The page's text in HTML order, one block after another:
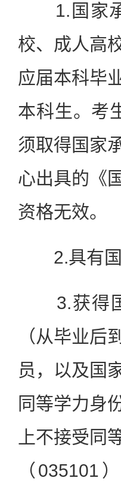
1.国家承
校、成人高
应届本科毕
本科生。考
须取得国家
心出具的《
资格无效。
2.具有国
3.获得国
（从毕业后
员，以及国
同等学力身
上不接受同
（035101